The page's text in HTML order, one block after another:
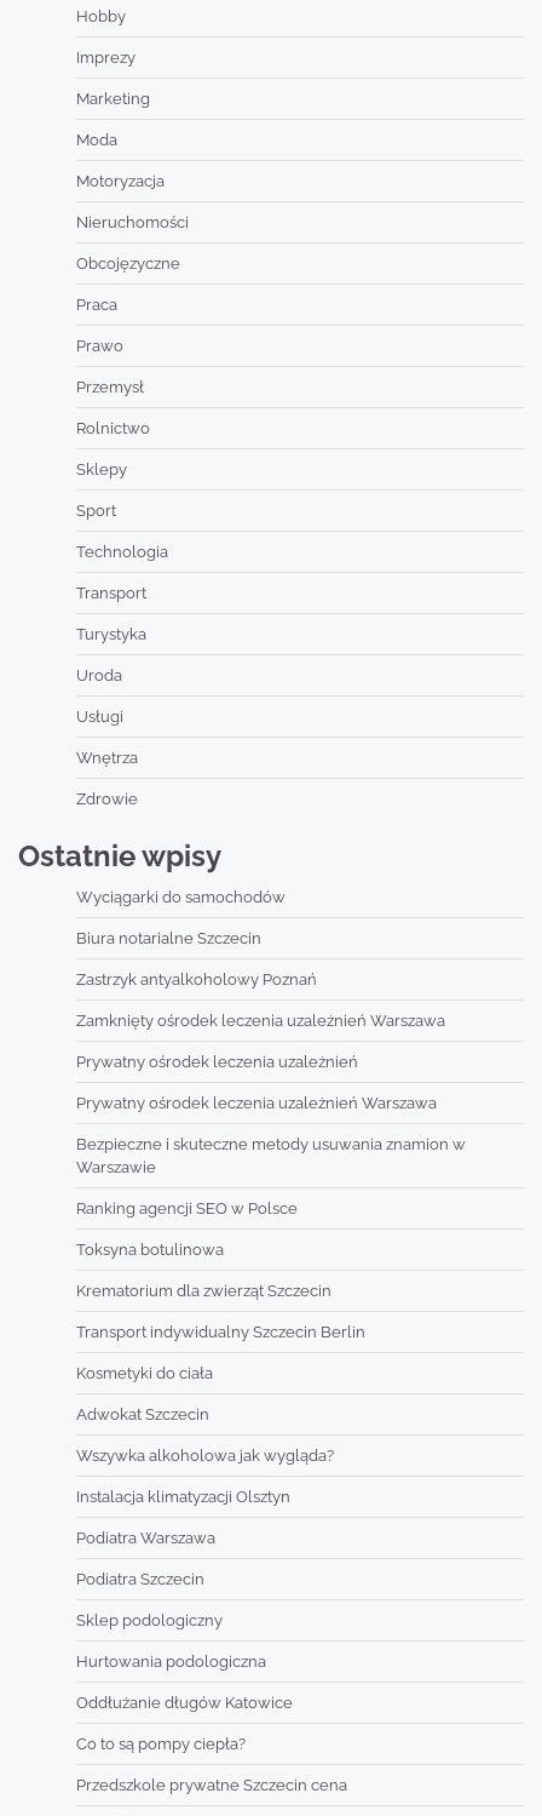
Hobby
Imprezy
Marketing
Moda
Motoryzacja
Nieruchomości
Obcojęzyczne
Praca
Prawo
Przemysł
Rolnictwo
Sklepy
Sport
Technologia
Transport
Turystyka
Uroda
Usługi
Wnętrza
Zdrowie
Ostatnie wpisy
Wyciągarki do samochodów
Biura notarialne Szczecin
Zastrzyk antyalkoholowy Poznań
Zamknięty ośrodek leczenia uzależnień Warszawa
Prywatny ośrodek leczenia uzależnień
Prywatny ośrodek leczenia uzależnień Warszawa
Bezpieczne i skuteczne metody usuwania znamion w
Warszawie
Ranking agencji SEO w Polsce
Toksyna botulinowa
Krematorium dla zwierząt Szczecin
Transport indywidualny Szczecin Berlin
Kosmetyki do ciała
Adwokat Szczecin
Wszywka alkoholowa jak wygląda?
Instalacja klimatyzacji Olsztyn
Podiatra Warszawa
Podiatra Szczecin
Sklep podologiczny
Hurtowania podologiczna
Oddłużanie długów Katowice
Co to są pompy ciepła?
Przedszkole prywatne Szczecin cena